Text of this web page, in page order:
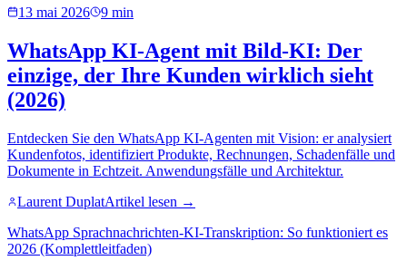
13 mai 2026
9 min
WhatsApp KI-Agent mit Bild-KI: Der
einzige, der Ihre Kunden wirklich sieht
(2026)
Entdecken Sie den WhatsApp KI-Agenten mit Vision: er analysiert
Kundenfotos, identifiziert Produkte, Rechnungen, Schadenfälle und
Dokumente in Echtzeit. Anwendungsfälle und Architektur.
Laurent DuplatArtikel lesen →
WhatsApp Sprachnachrichten-KI-Transkription: So funktioniert es
2026 (Komplettleitfaden)